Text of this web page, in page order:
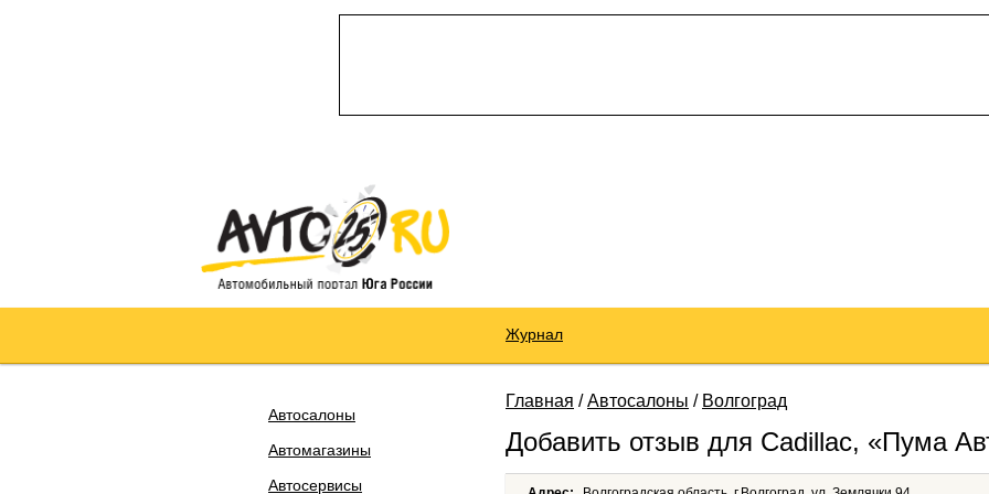
Журнал
Автосалоны
Автомагазины
Автосервисы
Главная /Автосалоны / Волгоград
Добавить отзыв для Cadillac, «Пума